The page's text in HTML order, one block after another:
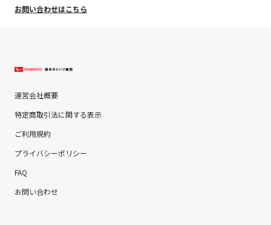
お問い合わせはこちら
運営会社概要
特定商取引法に関する表示
ご利用規約
プライバシーポリシー
FAQ
お問い合わせ